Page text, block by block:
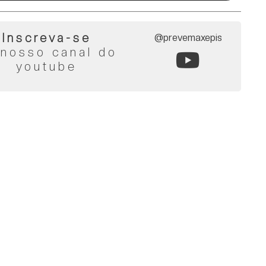
Inscreva-se
canal do
youtube
@prevemaxepis